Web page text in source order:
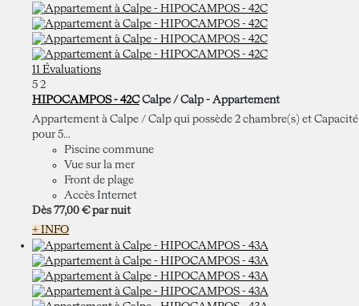
11 Évaluations
5 2
HIPOCAMPOS - 42C Calpe / Calp - Appartement
Appartement à Calpe / Calp qui possède 2 chambre(s) et Capacité
pour 5...
Piscine commune
Vue sur la mer
Front de plage
Accès Internet
Dès 77,00 € par nuit
+ INFO